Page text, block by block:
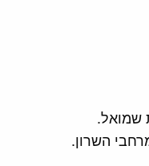
שמואל.
השרון.